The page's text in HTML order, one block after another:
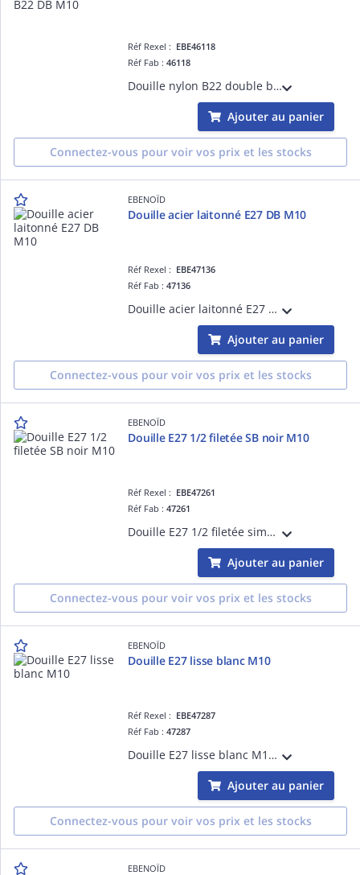
Réf Rexel : EBE46118
Réf Fab :46118
Douille nylon B22 double bague raccord M10 blanc, filetage de raccord:M10 x 1
Ajouter au panier
Connectez-vous pour voir vos prix et les stocks
EBENOÏD
Douille acier laitonné E27 DB M10
Réf Rexel : EBE47136
Réf Fab :47136
Douille acier laitonné E27 double bague raccord M10, filetage de raccord:M10 x 1
Ajouter au panier
Connectez-vous pour voir vos prix et les stocks
EBENOÏD
Douille E27 1/2 filetée SB noir M10
Réf Rexel : EBE47261
Réf Fab :47261
Douille E27 1/2 filetée simple bague noir raccord M10, filetage de raccord:M10 x 1, matériau:plastique
Ajouter au panier
Connectez-vous pour voir vos prix et les stocks
EBENOÏD
Douille E27 lisse blanc M10
Réf Rexel : EBE47287
Réf Fab :47287
Douille E27 lisse blanc M10, filetage de raccord:M10 x 1, matériau:plastique
Ajouter au panier
Connectez-vous pour voir vos prix et les stocks
EBENOÏD